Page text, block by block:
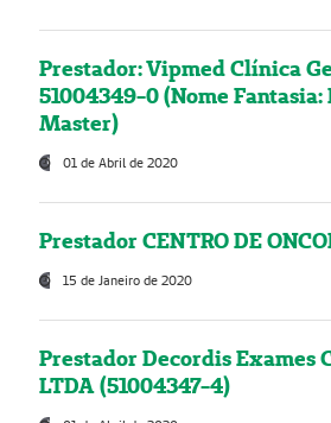
Prestador: Vipmed Clínica
51004349-0 (Nome
Master)
01 de Abril de 2020
Prestador CENTRO DE
15 de Janeiro de 2020
Prestador Decordis Exames
LTDA (51004347-4)